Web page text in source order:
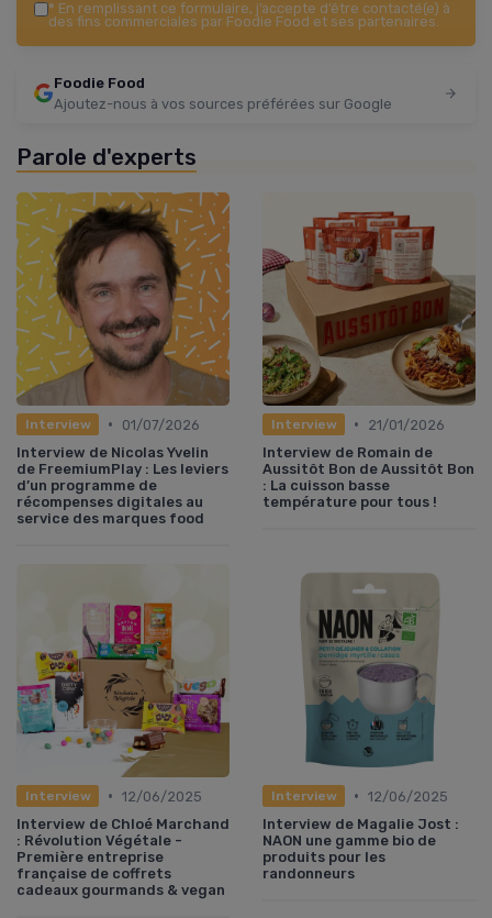
* En remplissant ce formulaire, j’accepte d’être contacté(e) à
des fins commerciales par Foodie Food et ses partenaires.
Foodie Food
Ajoutez-nous à vos sources préférées sur Google
Parole d'experts
Interview •
01/07/2026
Interview de Nicolas Yvelin
de FreemiumPlay : Les leviers
d’un programme de
récompenses digitales au
service des marques food
Interview •
21/01/2026
Interview de Romain de
Aussitôt Bon de Aussitôt Bon
: La cuisson basse
température pour tous !
Interview • 12/06/2025
Interview de Chloé Marchand
: Révolution Végétale -
Première entreprise
française de coffrets
cadeaux gourmands & vegan
Interview • 12/06/2025
Interview de Magalie Jost :
NAON une gamme bio de
produits pour les
randonneurs